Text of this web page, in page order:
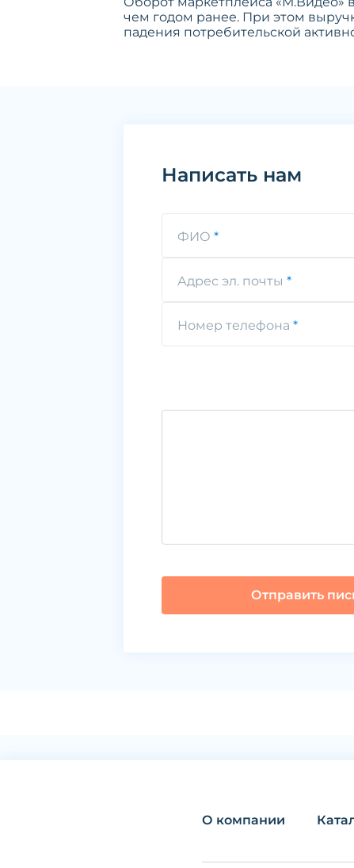
чем годом ранее. При этом
падения потребительской
Написать нам
ФИО
Адрес эл. почты
Номер телефона
Отправить
О компании